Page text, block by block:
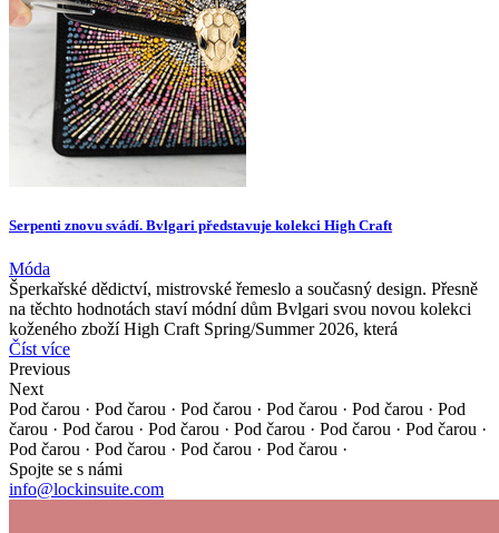
Serpenti znovu svádí. Bvlgari představuje kolekci High Craft
Móda
Šperkařské dědictví, mistrovské řemeslo a současný design. Přesně
na těchto hodnotách staví módní dům Bvlgari svou novou kolekci
koženého zboží High Craft Spring/Summer 2026, která
Číst více
Previous
Next
Pod čarou · Pod čarou · Pod čarou · Pod čarou · Pod čarou · Pod
čarou · Pod čarou · Pod čarou · Pod čarou · Pod čarou · Pod čarou ·
Pod čarou · Pod čarou · Pod čarou · Pod čarou ·
Spojte se s námi
info@lockinsuite.com